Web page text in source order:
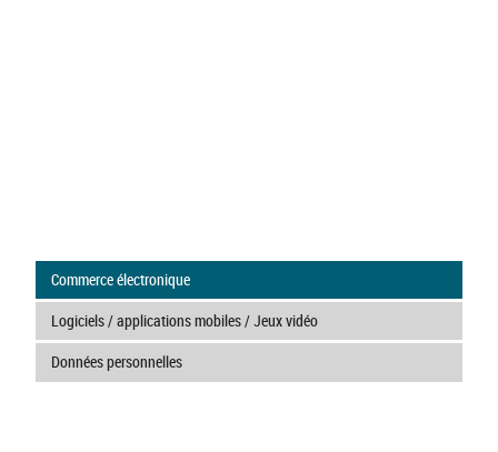
Commerce électronique
Logiciels / applications mobiles / Jeux vidéo
Données personnelles